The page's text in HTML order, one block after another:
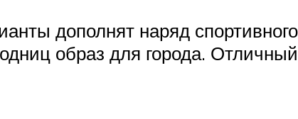
дополнят наряд
образ для города.